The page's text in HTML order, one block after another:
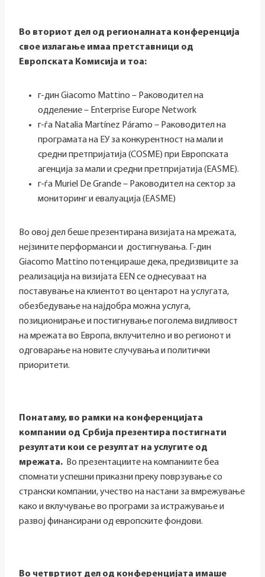
Во вториот дел од регионалната конференција
свое излагање имаа претставници од
Европската Комисија и тоа:
г-дин Giacomo Mattino – Раководител на
одделение – Enterprise Europe Network
г-ѓа Natalia Martínez Páramo – Раководител на
програмата на ЕУ за конкурентност на мали и
средни претпријатија (COSME) при Европската
агенција за мали и средни претпријатија (EASME).
г-ѓа Muriel De Grande – Раководител на сектор за
мониторинг и евалуација (EASME)
Во овој дел беше презентирана визијата на мрежата,
нејзините перформанси и достигнувања. Г-дин
Giacomo Mattino потенцираше дека, предизвиците за
реализација на визијата EEN се однесуваат на
поставување на клиентот во центарот на услугата,
обезбедување на најдобра можна услуга,
позиционирање и постигнување поголема видливост
на мрежата во Европа, вклучително и во регионот и
одговарање на новите случувања и политички
приоритети.
Понатаму, во рамки на конференцијата
компании од Србија презентира постигнати
резултати кои се резултат на услугите од
мрежата. Во презентациите на компаниите беа
спомнати успешни приказни преку поврзување со
странски компании, учество на настани за вмрежување
како и вклучување во програми за истражување и
развој финансирани од европските фондови.
Во четвртиот дел од конференцијата имаше